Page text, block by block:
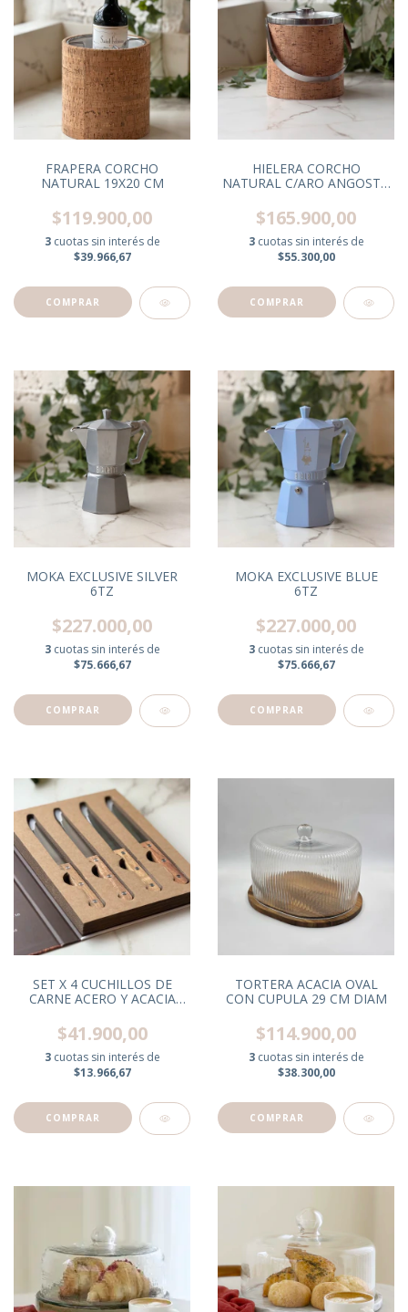
FRAPERA CORCHO
NATURAL 19X20 CM
$119.900,00
3 cuotas sin interés de
$39.966,67
HIELERA CORCHO
NATURAL C/ARO ANGOSTO
$165.900,00
3 cuotas sin interés de
$55.300,00
MOKA EXCLUSIVE SILVER
6TZ
$227.000,00
3 cuotas sin interés de
$75.666,67
MOKA EXCLUSIVE BLUE
6TZ
$227.000,00
3 cuotas sin interés de
$75.666,67
SET X 4 CUCHILLOS DE
CARNE ACERO Y ACACIA
$41.900,00
3 cuotas sin interés de
$13.966,67
TORTERA ACACIA OVAL
CON CUPULA 29 CM DIAM
$114.900,00
3 cuotas sin interés de
$38.300,00